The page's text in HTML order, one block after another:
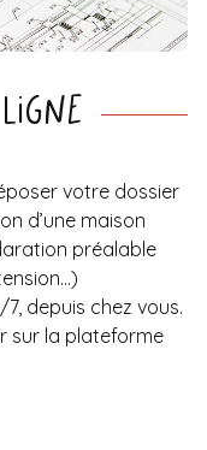
votre dossier
d’une maison
préalable
depuis chez vous.
sur la plateforme